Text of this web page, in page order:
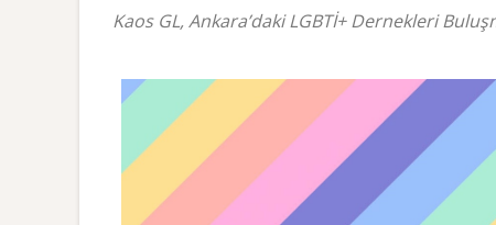
Kaos GL, Ankara’daki LGBTİ+ Dernekleri